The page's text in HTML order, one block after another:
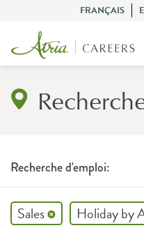
FRANÇAIS
Recherche d'emploi:
Sales
Holiday by